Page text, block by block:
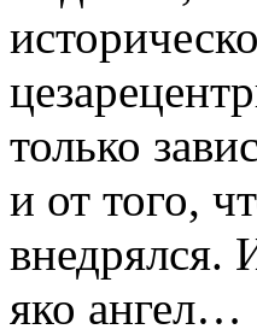
только
и от того,
внедрялся.
яко ангел…